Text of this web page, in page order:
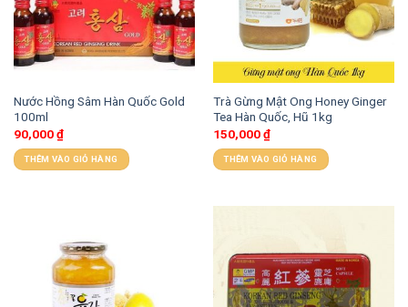
Nước Hồng Sâm Hàn Quốc Gold
100ml
90,000₫
THÊM VÀO GIỎ HÀNG
Trà Gừng Mật Ong Honey Ginger
Tea Hàn Quốc, Hũ 1kg
150,000₫
THÊM VÀO GIỎ HÀNG